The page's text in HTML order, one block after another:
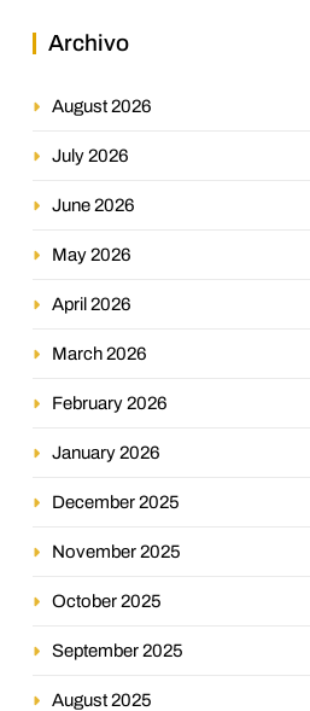
Archivo
August 2026
July 2026
June 2026
May 2026
April 2026
March 2026
February 2026
January 2026
December 2025
November 2025
October 2025
September 2025
August 2025